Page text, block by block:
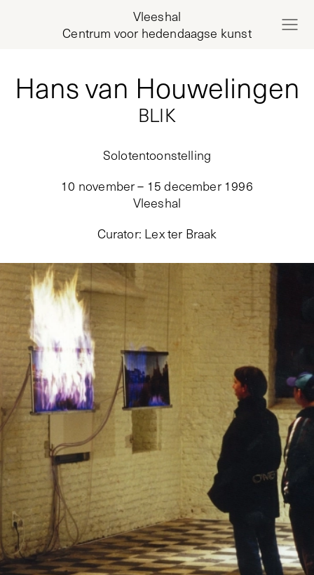
Vleeshal
Centrum voor hedendaagse kunst
BLIK
Hans van Houwelingen
Solotentoonstelling
10 november – 15 december 1996
Vleeshal
Curator: Lex ter Braak